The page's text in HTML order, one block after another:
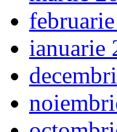
ianuarie